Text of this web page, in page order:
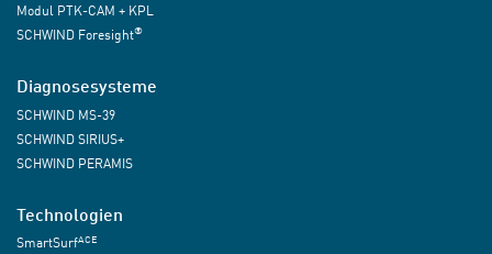
Modul PTK-CAM + KPL
SCHWIND Foresight®
Diagnosesysteme
SCHWIND MS-39
SCHWIND SIRIUS+
SCHWIND PERAMIS
Technologien
SmartSurfACE